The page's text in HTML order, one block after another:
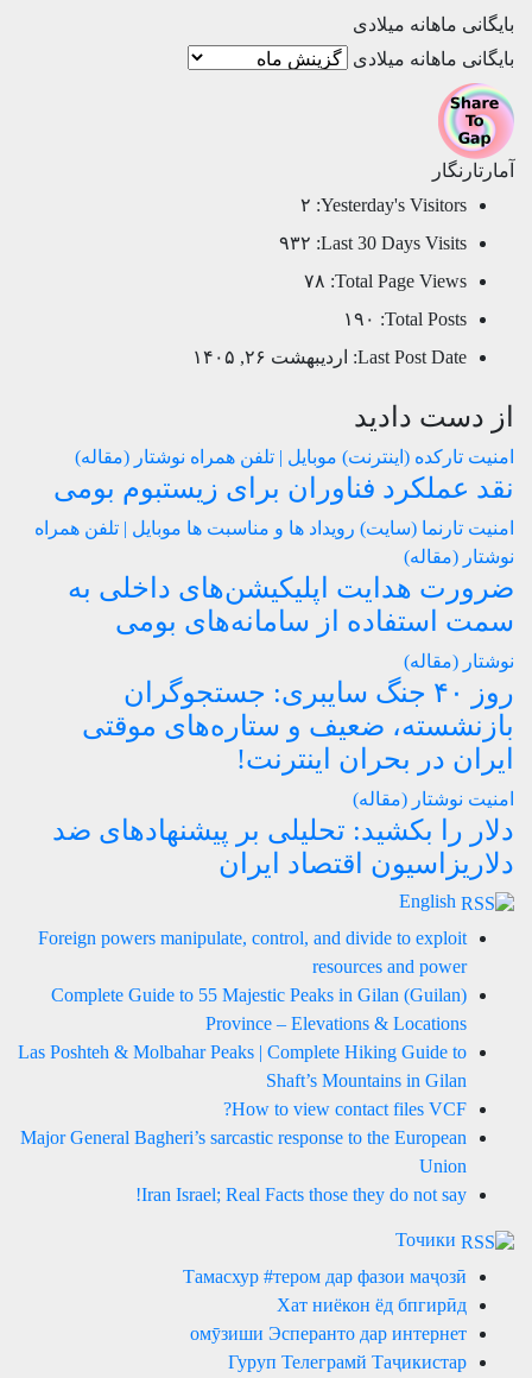
بایگانی ماهانه میلادی
بایگانی ماهانه میلادی
آمارتارنگار
Yesterday's Visitors: ۲
Last 30 Days Visits: ۹۳۲
Total Page Views: ۷۸
Total Posts:
۱۹۰
Last Post Date:
اردیبهشت ۲۶, ۱۴۰۵
از دست دادید
امنیت تارکده (اینترنت) موبایل | تلفن همراه نوشتار (مقاله)
نقد عملکرد فناوران برای زیستبوم بومی
امنیت تارنما (سایت) رویداد ها و مناسبت ها موبایل | تلفن همراه
نوشتار (مقاله)
ضرورت هدایت اپلیکیشن‌های داخلی به
سمت استفاده از سامانه‌های بومی
نوشتار (مقاله)
روز ۴۰ جنگ سایبری: جستجوگران
بازنشسته، ضعیف و ستاره‌های موقتی
ایران در بحران اینترنت!
امنیت نوشتار (مقاله)
دلار را بکشید: تحلیلی بر پیشنهادهای ضد
دلاریزاسیون اقتصاد ایران
English
Foreign powers manipulate, control, and divide to exploit
resources and power
Complete Guide to 55 Majestic Peaks in Gilan (Guilan)
Province – Elevations & Locations
Las Poshteh & Molbahar Peaks | Complete Hiking Guide to
Shaft’s Mountains in Gilan
How to view contact files VCF?
Major General Bagheri’s sarcastic response to the European
Union
Iran Israel; Real Facts those they do not say!
Точики
Тамасхур #тером дар фазои маҷозӣ
Хат ниёкон ёд бпгирӣд
омӯзиши Эсперанто дар интернет
Гуруп Телеграмй Таҷикистар